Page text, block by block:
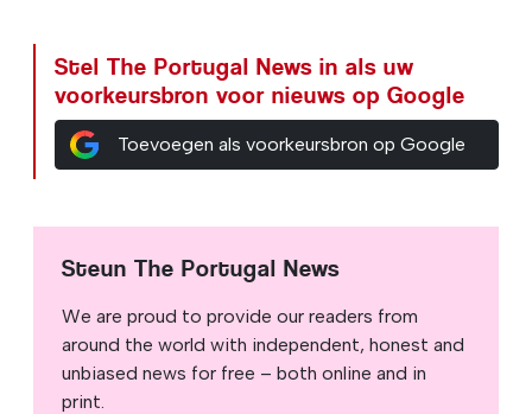
Stel The Portugal News in als uw
voorkeursbron voor nieuws op Google
Toevoegen als voorkeursbron op Google
Steun The Portugal News
We are proud to provide our readers from
around the world with independent, honest and
unbiased news for free – both online and in
print.